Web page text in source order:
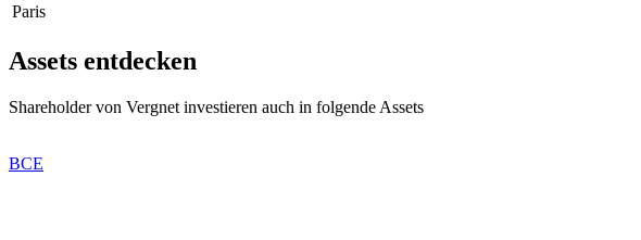
Paris
Assets entdecken
Shareholder von Vergnet investieren auch in folgende Assets
BCE